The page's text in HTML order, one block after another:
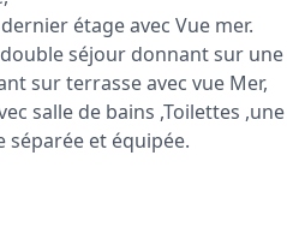
étage avec Vue mer.
séjour donnant sur une
sur terrasse avec vue Mer,
salle de bains ,Toilettes
séparée et équipée.